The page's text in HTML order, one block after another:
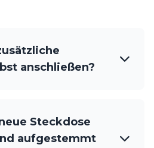
anschließen?
Steckdose
aufgestemmt